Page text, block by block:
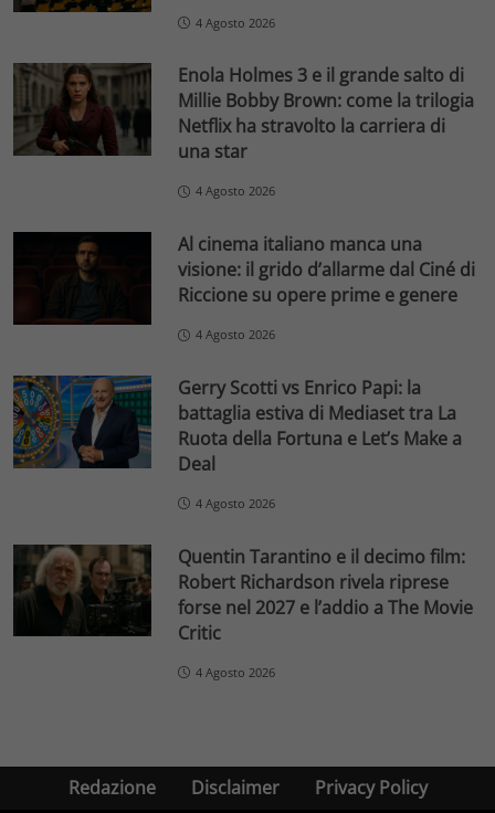
4 Agosto 2026
Enola Holmes 3 e il grande salto di
Millie Bobby Brown: come la trilogia
Netflix ha stravolto la carriera di
una star
4 Agosto 2026
Al cinema italiano manca una
visione: il grido d’allarme dal Ciné di
Riccione su opere prime e genere
4 Agosto 2026
Gerry Scotti vs Enrico Papi: la
battaglia estiva di Mediaset tra La
Ruota della Fortuna e Let’s Make a
Deal
4 Agosto 2026
Quentin Tarantino e il decimo film:
Robert Richardson rivela riprese
forse nel 2027 e l’addio a The Movie
Critic
4 Agosto 2026
Redazione Disclaimer Privacy Policy